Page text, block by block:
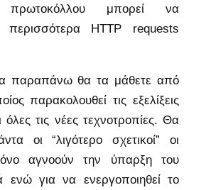
πρωτοκόλλου μπορεί να
περισσότερα HTTP requests
παραπάνω θα τα μάθετε από
παρακολουθεί τις εξελίξεις
όλες τις νέες τεχνοτροπίες. Θα
οι “λιγότερο σχετικοί” οι
αγνοούν την ύπαρξη του
ενώ για να ενεργοποιηθεί το